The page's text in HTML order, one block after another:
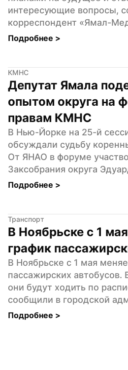
интересующие вопросы,
корреспондент «Ямал-
Подробнее >
КМНС
Депутат Ямала
опытом округа на
правам КМНС
В Нью-Йорке на 25-й
обсуждали судьбу
От ЯНАО в форуме
Заксобрания округа
Подробнее >
Транспорт
В Ноябрьске с 1
график
В Ноябрьске с 1 мая
пассажирских
они будут ходить по
сообщили в городской
Подробнее >